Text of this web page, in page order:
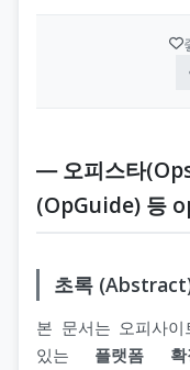
― 오피스타
(OpGuide) 등
초록
본 문서는 오피사
있는 플랫폼